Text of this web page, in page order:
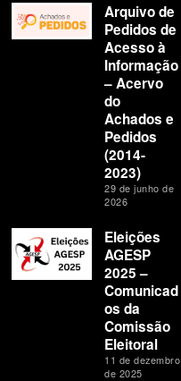
Arquivo de
Pedidos de
Acesso à
Informação
– Acervo
do
Achados e
Pedidos
(2014-
2023)
29 de junho de
2026
Eleições
AGESP
2025 –
Comunicad
os da
Comissão
Eleitoral
11 de dezembro
de 2025